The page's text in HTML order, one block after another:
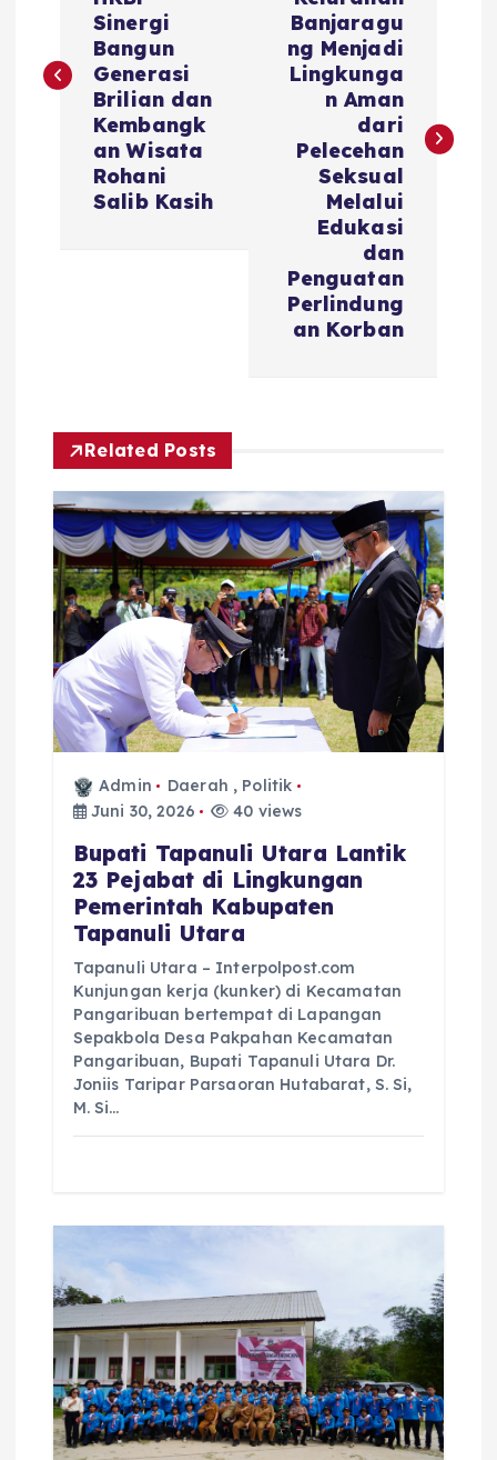
Sinergi
Bangun
Generasi
Brilian dan
Kembangk
an Wisata
Rohani
Salib Kasih
Banjaragu
ng Menjadi
Lingkunga
n Aman
dari
Pelecehan
Seksual
Melalui
Edukasi
dan
Penguatan
Perlindung
an Korban
Related Posts
Admin Daerah , Politik
Juni 30, 2026
40 views
Bupati Tapanuli Utara Lantik
23 Pejabat di Lingkungan
Pemerintah Kabupaten
Tapanuli Utara
Tapanuli Utara – Interpolpost.com
Kunjungan kerja (kunker) di Kecamatan
Pangaribuan bertempat di Lapangan
Sepakbola Desa Pakpahan Kecamatan
Pangaribuan, Bupati Tapanuli Utara Dr.
Joniis Taripar Parsaoran Hutabarat, S. Si,
M. Si…